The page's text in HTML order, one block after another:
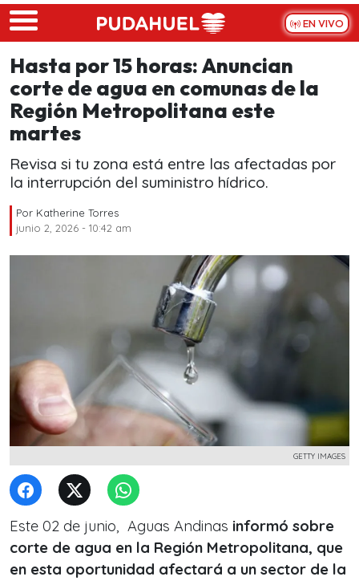
Skip to main content
EN VIVO
Hasta por 15 horas: Anuncian
corte de agua en comunas de la
Región Metropolitana este
martes
Revisa si tu zona está entre las afectadas por
la interrupción del suministro hídrico.
Por Katherine Torres
junio 2, 2026 - 10:42 am
GETTY IMAGES
Este 02 de junio, Aguas Andinas informó sobre
corte de agua en la Región Metropolitana, que
en esta oportunidad afectará a un sector de la